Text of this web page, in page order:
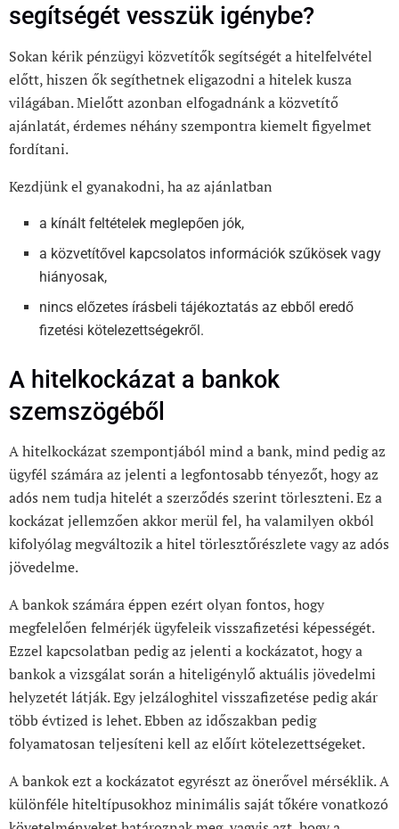
segítségét vesszük igénybe?
Sokan kérik pénzügyi közvetítők segítségét a hitelfelvétel
előtt, hiszen ők segíthetnek eligazodni a hitelek kusza
világában. Mielőtt azonban elfogadnánk a közvetítő
ajánlatát, érdemes néhány szempontra kiemelt figyelmet
fordítani.
Kezdjünk el gyanakodni, ha az ajánlatban
a kínált feltételek meglepően jók,
a közvetítővel kapcsolatos információk szűkösek vagy
hiányosak,
nincs előzetes írásbeli tájékoztatás az ebből eredő
fizetési kötelezettségekről.
A hitelkockázat a bankok
szemszögéből
A hitelkockázat szempontjából mind a bank, mind pedig az
ügyfél számára az jelenti a legfontosabb tényezőt, hogy az
adós nem tudja hitelét a szerződés szerint törleszteni. Ez a
kockázat jellemzően akkor merül fel, ha valamilyen okból
kifolyólag megváltozik a hitel törlesztőrészlete vagy az adós
jövedelme.
A bankok számára éppen ezért olyan fontos, hogy
megfelelően felmérjék ügyfeleik visszafizetési képességét.
Ezzel kapcsolatban pedig az jelenti a kockázatot, hogy a
bankok a vizsgálat során a hiteligénylő aktuális jövedelmi
helyzetét látják. Egy jelzáloghitel visszafizetése pedig akár
több évtized is lehet. Ebben az időszakban pedig
folyamatosan teljesíteni kell az előírt kötelezettségeket.
A bankok ezt a kockázatot egyrészt az önerővel mérséklik. A
különfélehiteltípusokhoz minimális saját tőkére vonatkozó